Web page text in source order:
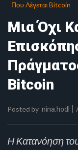
Που Λέγεται Bitcoin
Μια Όχι
Bitcoin
Posted by nina.hodl
Η Κατανόηση